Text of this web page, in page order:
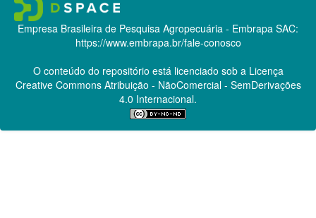
Empresa Brasileira de Pesquisa Agropecuária - Embrapa SAC:
https://www.embrapa.br/fale-conosco
O conteúdo do repositório está licenciado sob a Licença
Creative CommonsAtribuição - NãoComercial - SemDerivações
4.0 Internacional.